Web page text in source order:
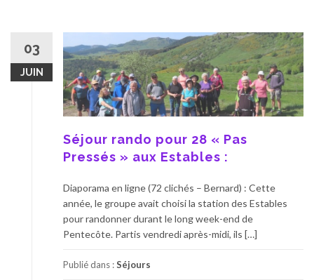
03
JUIN
Séjour rando pour 28 « Pas
Pressés » aux Estables :
Diaporama en ligne (72 clichés – Bernard) : Cette
année, le groupe avait choisi la station des Estables
pour randonner durant le long week-end de
Pentecôte. Partis vendredi après-midi, ils […]
Publié dans :Séjours